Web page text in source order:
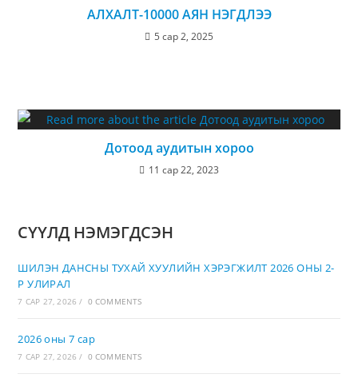
АЛХАЛТ-10000 АЯН НЭГДЛЭЭ
5 сар 2, 2025
Дотоод аудитын хороо
11 сар 22, 2023
СҮҮЛД НЭМЭГДСЭН
ШИЛЭН ДАНСНЫ ТУХАЙ ХУУЛИЙН ХЭРЭГЖИЛТ 2026 ОНЫ 2-
Р УЛИРАЛ
7 САР 27, 2026 / 0 COMMENTS
2026 оны 7 сар
7 САР 27, 2026 / 0 COMMENTS